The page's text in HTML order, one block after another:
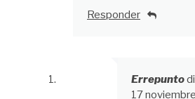
Responder
Errepunto
17